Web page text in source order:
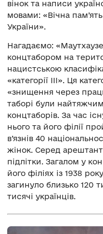
вінок та написи
мовами: «Вічна
України».
Нагадаємо:
концтабором на
нацистською
«категорії ІІІ». Ця
«знищення через
таборі були
концтаборів. За час
нього та його філії
в’язнів 40
жінок. Серед
підлітки. Загалом у
його філіях із 1938
загинуло близько 120
тисячі українців.